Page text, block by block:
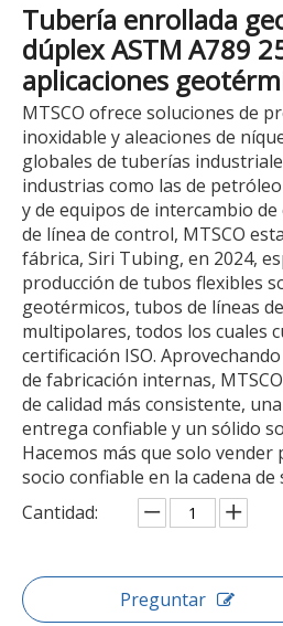
Tubería enrollada
dúplex ASTM A789
aplicaciones
MTSCO ofrece soluciones de
inoxidable y aleaciones de
globales de tuberías
industrias como las de
y de equipos de intercambio
de línea de control, MTSCO
fábrica, Siri Tubing, en 2024,
producción de tubos flexibles
geotérmicos, tubos de líneas
multipolares, todos los cuales
certificación ISO.
de fabricación internas,
de calidad más consistente,
entrega confiable y un sólido
Hacemos más que solo vender
socio confiable en la cadena
Cantidad:
Preguntar